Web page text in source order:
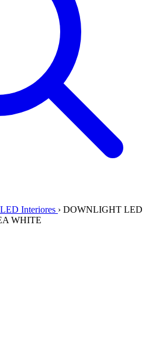
Interiores › DOWNLIGHT LED
WHITE